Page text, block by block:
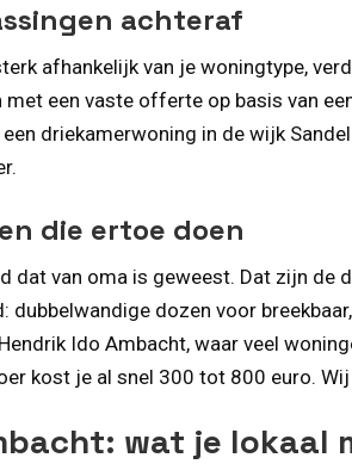
achteraf
afhankelijk van je woningtype,
een vaste offerte op basis van
driekamerwoning in de wijk
die ertoe doen
dat van oma is geweest. Dat zijn
dubbelwandige dozen voor
Ido Ambacht, waar veel
kost je al snel 300 tot 800 euro.
wat je lokaal